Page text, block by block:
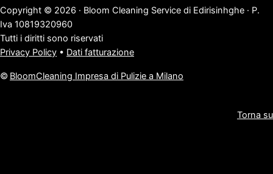
Copyright © 2026 · Bloom Cleaning Service di Edirisinhghe · P.
Iva 10819320960
Tutti i diritti sono riservati
Privacy Policy • Dati fatturazione
© BloomCleaning Impresa di Pulizie a Milano
Torna su